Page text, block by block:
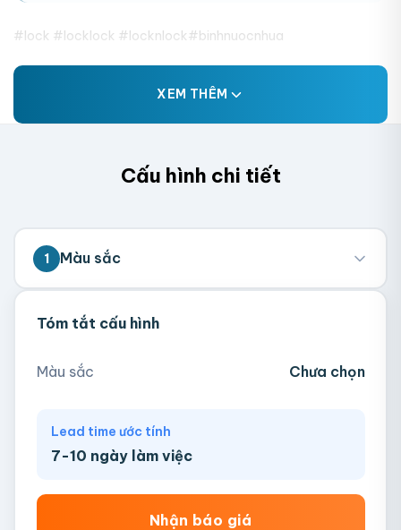
#lock #locklock #locknlock#binhnuocnhua
XEM THÊM
Cấu hình chi tiết
1 Màu sắc
Hồng Ngà
Xanh Navy
Tóm tắt cấu hình
Màu sắc Chưa chọn
Lead time ước tính
7-10 ngày làm việc
Nhận báo giá